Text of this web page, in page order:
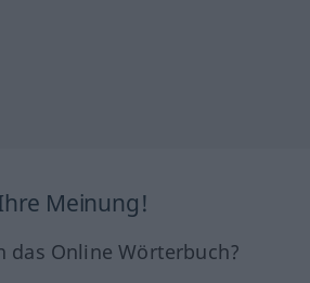
Meinung!
das Online Wörterbuch?